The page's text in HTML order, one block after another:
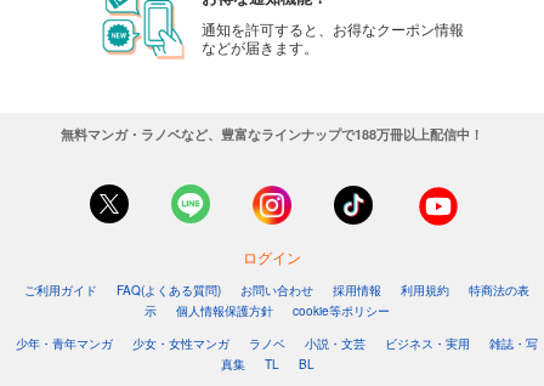
通知を許可すると、お得なクーポン情報
などが届きます。
無料マンガ・ラノベなど、豊富なラインナップで188万冊以上配信中！
ログイン
ご利用ガイド FAQ(よくある質問) お問い合わせ 採用情報 利用規約
特商法の表
示
個人情報保護方針
cookie等ポリシー
少年・青年マンガ
少女・女性マンガ ラノベ 小説・文芸 ビジネス・実用
雑誌・写
真集
TL BL